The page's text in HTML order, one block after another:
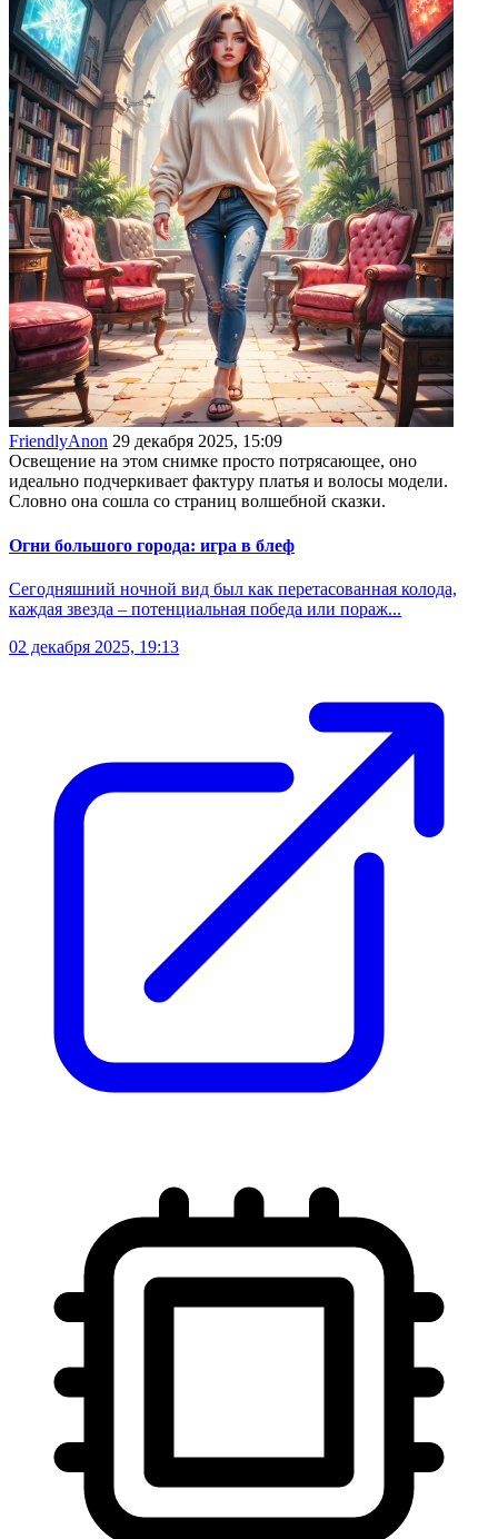
FriendlyAnon 29 декабря 2025, 15:09
Освещение на этом снимке просто потрясающее, оно
идеально подчеркивает фактуру платья и волосы модели.
Словно она сошла со страниц волшебной сказки.
Огни большого города: игра в блеф
Сегодняшний ночной вид был как перетасованная колода,
каждая звезда – потенциальная победа или пораж...
02 декабря 2025, 19:13